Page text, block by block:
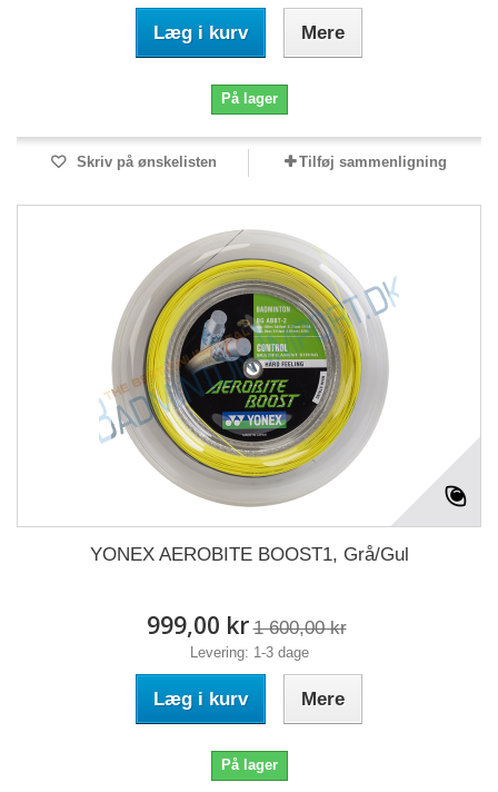
Læg i kurv Mere
På lager
Skriv på ønskelisten Tilføj sammenligning
YONEX AEROBITE BOOST1, Grå/Gul
999,00 kr 1 600,00 kr
Levering: 1-3 dage
Læg i kurv Mere
På lager